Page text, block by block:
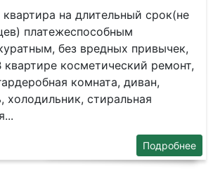
на длительный срок(не
платежеспособным
без вредных привычек,
квартире косметический ремонт,
комната, диван,
холодильник, стиральная
Подробнее